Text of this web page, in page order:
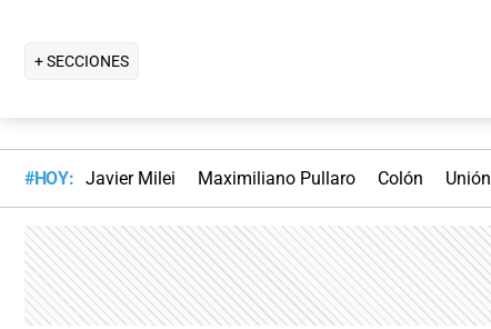
+ SECCIONES
#HOY: Javier Milei Maximiliano Pullaro Colón Unión